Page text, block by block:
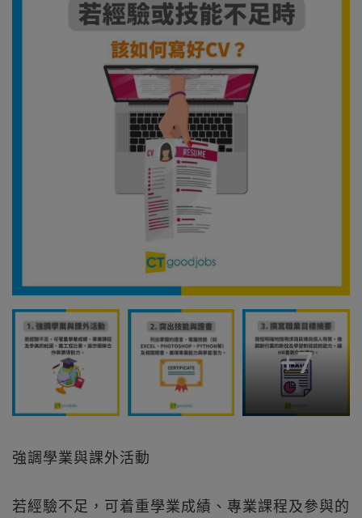
+7
強調學業與課外活動
若經驗不足，可着重學業成績、專業課程及參與的